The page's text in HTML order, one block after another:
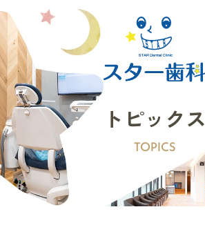
トピックス
TOPICS